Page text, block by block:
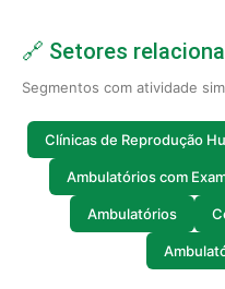
🔗 Setores
Segmentos com atividade
Clínicas de Reprodução
Ambulatórios com
Ambulatórios